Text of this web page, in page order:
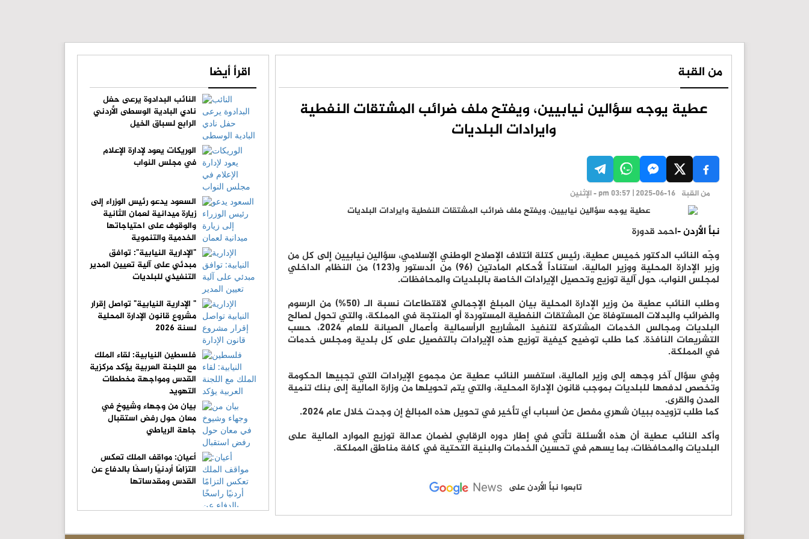
من القبة
عطية يوجه سؤالين نيابيين، ويفتح ملف ضرائب المشتقات النفطية
وايرادات البلديات
من القبة pm 03:57 | 2025-06-16 - الإثنين
نبأ الأردن -احمد قدورة
وجّه النائب الدكتور خميس عطية، رئيس كتلة ائتلاف الإصلاح الوطني الإسلامي، سؤالين نيابيين إلى كل من
وزير الإدارة المحلية ووزير المالية، استناداً لأحكام المادتين (96) من الدستور و(123) من النظام الداخلي
لمجلس النواب، حول آلية توزيع وتحصيل الإيرادات الخاصة بالبلديات والمحافظات.
وطلب النائب عطية من وزير الإدارة المحلية بيان المبلغ الإجمالي لاقتطاعات نسبة الـ (50%) من الرسوم
والضرائب والبدلات المستوفاة عن المشتقات النفطية المستوردة أو المنتجة في المملكة، والتي تحول لصالح
البلديات ومجالس الخدمات المشتركة لتنفيذ المشاريع الرأسمالية وأعمال الصيانة للعام 2024، حسب
التشريعات النافذة. كما طلب توضيح كيفية توزيع هذه الإيرادات بالتفصيل على كل بلدية ومجلس خدمات
في المملكة.
وفي سؤال آخر وجهه إلى وزير المالية، استفسر النائب عطية عن مجموع الإيرادات التي تجبيها الحكومة
وتُخصص لدفعها للبلديات بموجب قانون الإدارة المحلية، والتي يتم تحويلها من وزارة المالية إلى بنك تنمية
المدن والقرى.
كما طلب تزويده ببيان شهري مفصل عن أسباب أي تأخير في تحويل هذه المبالغ إن وجدت خلال عام 2024.
وأكد النائب عطية أن هذه الأسئلة تأتي في إطار دوره الرقابي لضمان عدالة توزيع الموارد المالية على
البلديات والمحافظات، بما يسهم في تحسين الخدمات والبنية التحتية في كافة مناطق المملكة.
تابعوا نبأ الأردن على
اقرأ أيضا
النائب البدادوة يرعى حفل
نادي البادية الوسطى الأردني
الرابع لسباق الخيل
الوريكات يعود لإدارة الإعلام
في مجلس النواب
السعود يدعو رئيس الوزراء إلى
زيارة ميدانية لعمان الثانية
والوقوف على احتياجاتها
الخدمية والتنموية
"الإدارية النيابية": توافق
مبدئي على آلية تعيين المدير
التنفيذي للبلديات
" الإدارية النيابية" تواصل إقرار
مشروع قانون الإدارة المحلية
لسنة 2026
فلسطين النيابية: لقاء الملك
مع اللجنة العربية يؤكد مركزية
القدس ومواجهة مخططات
التهويد
بيان من وجهاء وشيوخ في
معان حول رفض استقبال
جاهة الرياطي
أعيان: مواقف الملك تعكس
التزامًا أردنيًا راسخًا بالدفاع عن
القدس ومقدساتها